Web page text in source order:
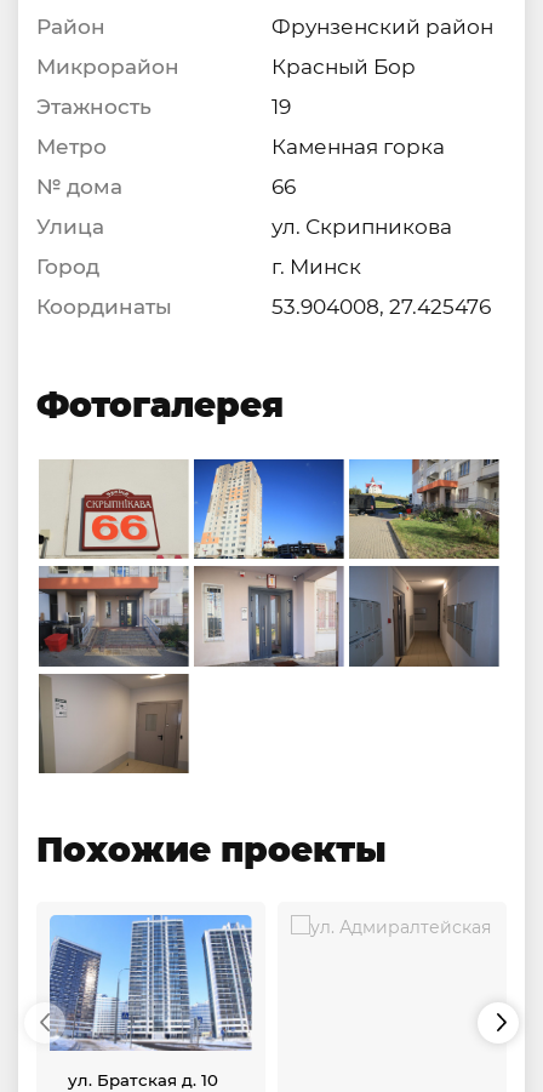
Район
Фрунзенский район
Микрорайон
Красный Бор
Этажность
19
Метро
Каменная горка
№ дома
66
Улица
ул. Скрипникова
Город
г. Минск
Координаты
53.904008, 27.425476
Фотогалерея
Похожие проекты
ул. Братская д. 10